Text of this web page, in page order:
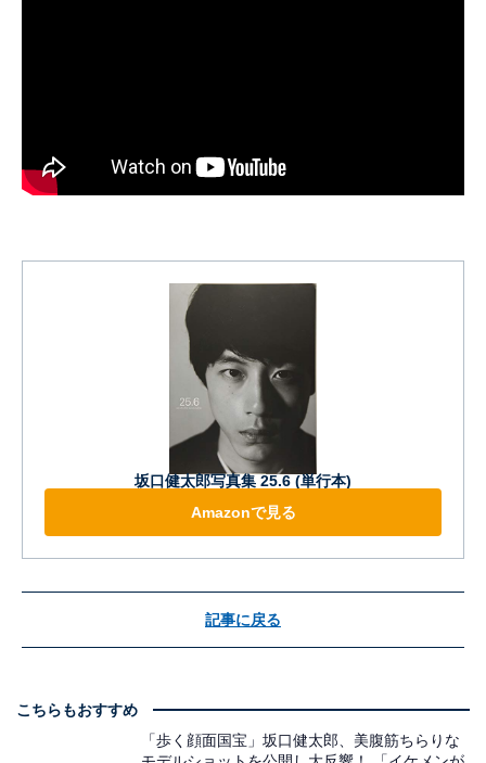
坂口健太郎写真集 25.6 (単行本)
Amazonで見る
記事に戻る
こちらもおすすめ
「歩く顔面国宝」坂口健太郎、美腹筋ちらりな